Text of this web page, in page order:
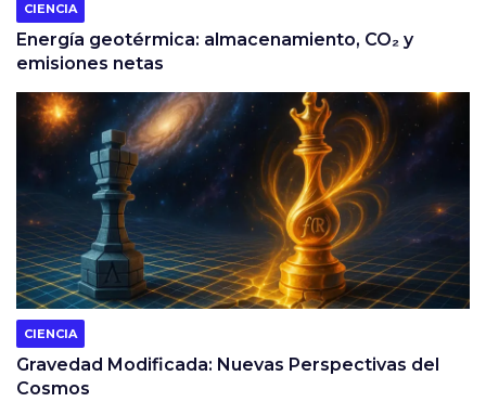
CIENCIA
Energía geotérmica: almacenamiento, CO₂ y
emisiones netas
CIENCIA
Gravedad Modificada: Nuevas Perspectivas del
Cosmos